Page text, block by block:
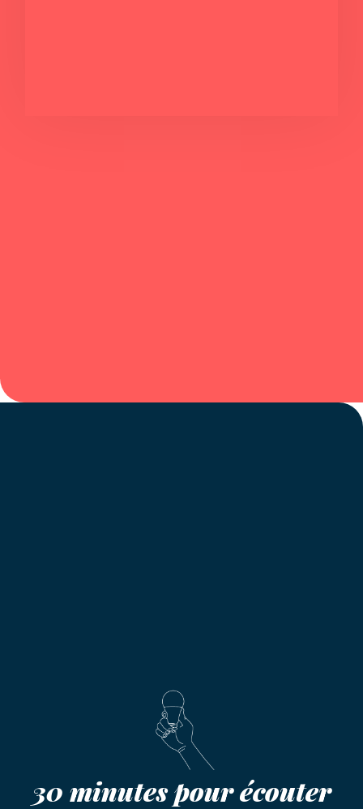
30 minutes pour écouter